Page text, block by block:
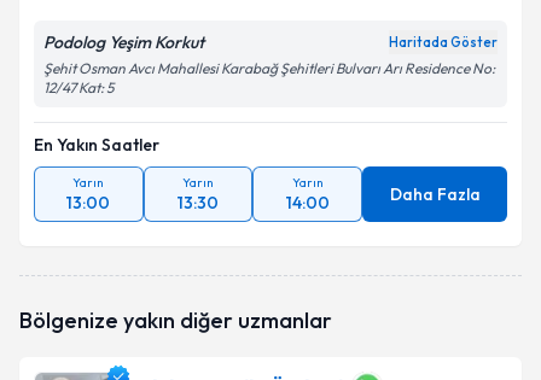
Podolog Yeşim Korkut Haritada Göster
Şehit Osman Avcı Mahallesi Karabağ Şehitleri Bulvarı Arı Residence No:
12/47 Kat: 5
En Yakın Saatler
Yarın
13:00
Yarın
13:30
Yarın
14:00 Daha Fazla
Bölgenize yakın diğer uzmanlar